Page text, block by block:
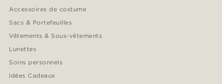
Accessoires de costume
Sacs & Portefeuilles
Vêtements & Sous-vêtements
Lunettes
Soins personnels
Idées Cadeaux